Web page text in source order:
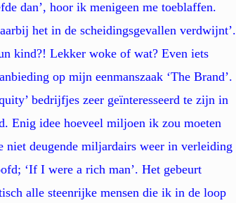
dan’, hoor ik menigeen me toeblaffen.
het in de scheidingsgevallen verdwijnt’.
kind?! Lekker woke of wat? Even iets
op mijn eenmanszaak ‘The Brand’.
bedrijfjes zeer geïnteresseerd te zijn in
Enig idee hoeveel miljoen ik zou moeten
deugende miljardairs weer in verleiding
‘If I were a rich man’. Het gebeurt
alle steenrijke mensen die ik in de loop